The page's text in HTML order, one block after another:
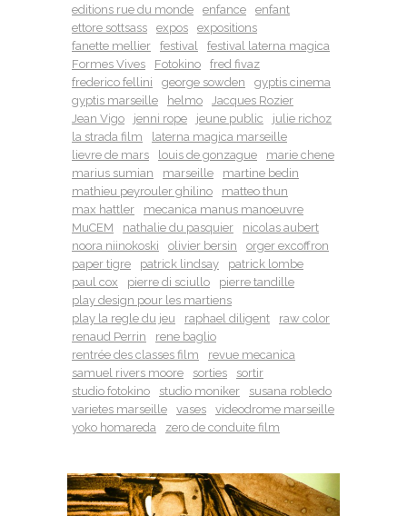
editions rue du monde
enfance
enfant
ettore sottsass
expos
expositions
fanette mellier
festival
festival laterna magica
Formes Vives
Fotokino
fred fivaz
frederico fellini
george sowden
gyptis cinema
gyptis marseille
helmo
Jacques Rozier
Jean Vigo
jenni rope jeune public
julie richoz
la strada film
laterna magica marseille
lievre de mars
louis de gonzague
marie chene
marius sumian
marseille
martine bedin
mathieu peyrouler ghilino
matteo thun
max hattler
mecanica manus manoeuvre
MuCEM
nathalie du pasquier
nicolas aubert
noora niinokoski
olivier bersin
orger excoffron
paper tigre
patrick lindsay
patrick lombe
paul cox
pierre di sciullo
pierre tandille
play design pour les martiens
play la regle du jeu
raphael diligent
raw color
renaud Perrin
rene baglio
rentrée des classes film
revue mecanica
samuel rivers moore
sorties
sortir
studio fotokino
studio moniker
susana robledo
varietes marseille
vases
videodrome marseille
yoko homareda
zero de conduite film